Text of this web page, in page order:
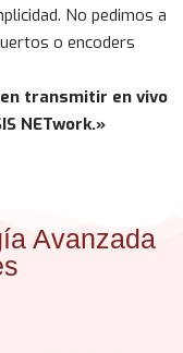
No pedimos a
o encoders
transmitir en vivo
NETwork.»
Avanzada